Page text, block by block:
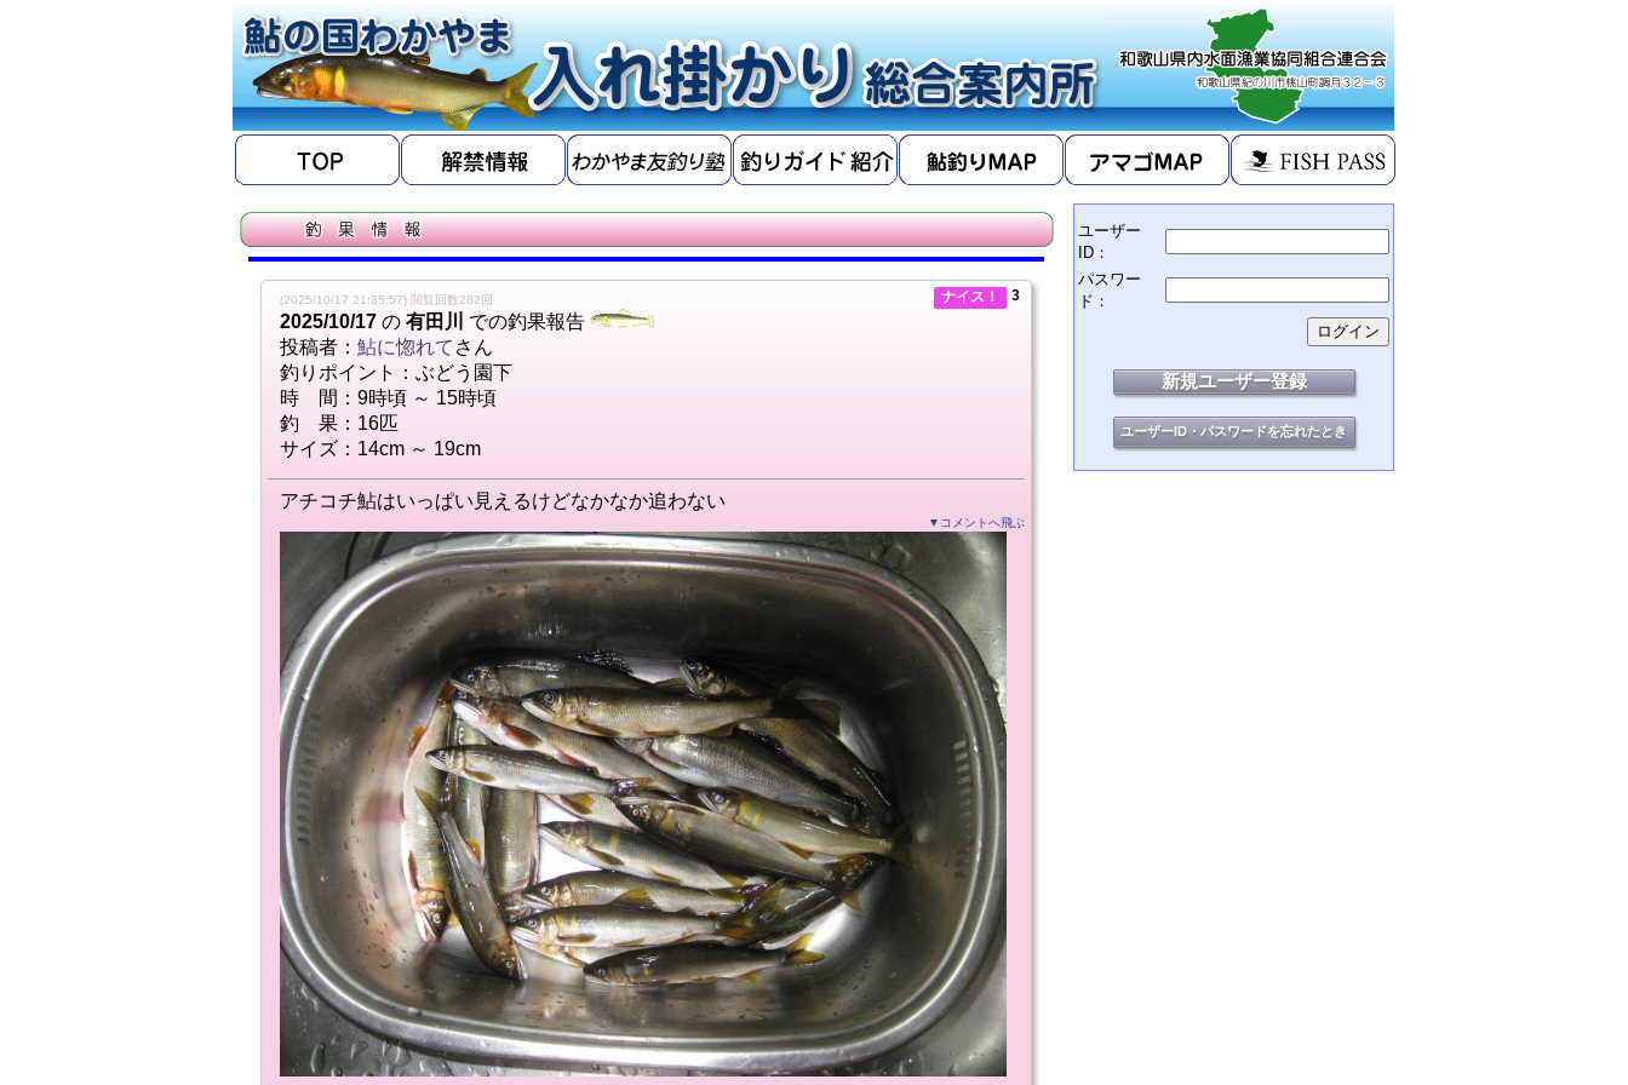
(2025/10/17 21:35:57) 閲覧回数282回
2025/10/17 の 有田川
での釣果報告
投稿者： 鮎に惚れて さん
釣りポイント：ぶどう園下
時 間：9時頃 ～ 15時頃
釣 果：16匹
サイズ：14cm ～ 19cm
ナイス！ 3
アチコチ鮎はいっぱい見えるけどなかなか追わない
▼コメントへ飛ぶ
ユーザー
ID：
パスワー
ド：
新規ユーザー登録
ユーザーID・パスワードを忘れたとき